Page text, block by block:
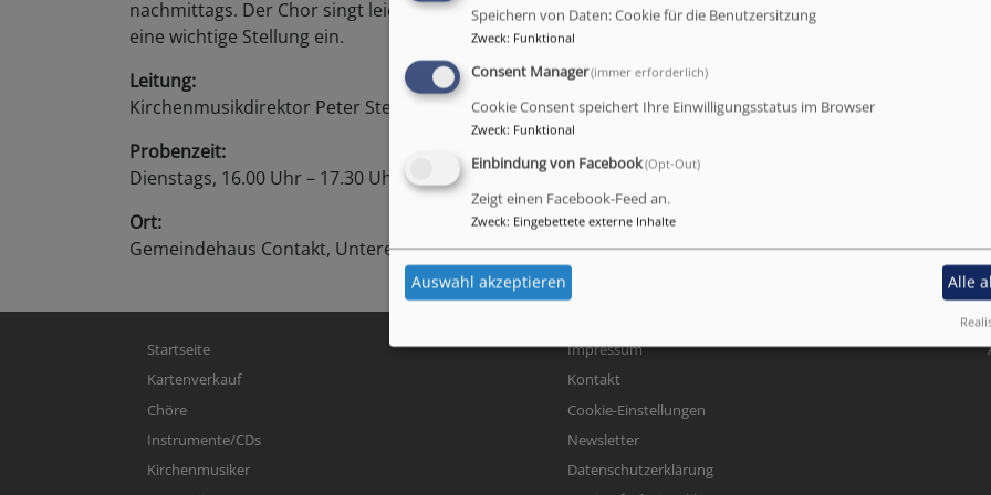
nachmittags. Der Chor singt leichtere Motetten, Kanons und Chorstücke mal mit Klavierbegleitung,
eine wichtige Stellung ein.
Leitung:
Kirchenmusikdirektor Peter Stenglein
Probenzeit:
Dienstags, 16.00 Uhr – 17.30 Uhr
Ort:
Gemeindehaus Contakt, Untere Realschulstr. 3
Hauptnavigation
Startseite
Kartenverkauf
Chöre
Instrumente/CDs
Kirchenmusiker
Fußbereichsmenü
Impressum
Kontakt
Cookie-Einstellungen
Newsletter
Datenschutzerklärung
Speichern von Daten: Cookie für die Benutzersitzung
Zweck: Funktional
Consent Manager(immer erforderlich)
Cookie Consent speichert Ihre Einwilligungsstatus im Browser
Zweck: Funktional
Einbindung von Facebook(Opt-Out)
Zeigt einen Facebook-Feed an.
Zweck: Eingebettete externe Inhalte
Auswahl akzeptieren Alle